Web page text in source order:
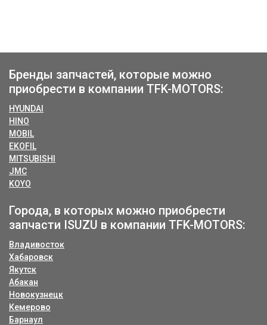
Бренды запчастей, которые можно
приобрести в компании TFK-MOTORS:
HYUNDAI
HINO
MOBIL
EKOFIL
MITSUBISHI
JMC
KOYO
Города, в которых можно приобрести
запчасти ISUZU в компании TFK-MOTORS:
Владивосток
Хабаровск
Якутск
Абакан
Новокузнецк
Кемерово
Барнаул